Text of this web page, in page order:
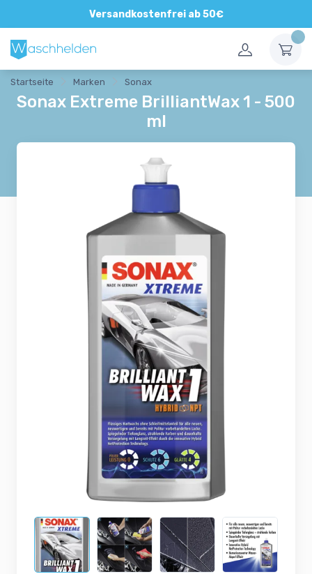
Versandkostenfrei ab 50€
Direkte und persönliche Beratung
Startseite Marken Sonax
Sonax Extreme BrilliantWax 1 - 500
ml